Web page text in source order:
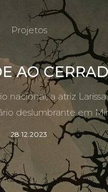
Projetos
AO
nacional, a atriz
deslumbrante em
28.12.2023